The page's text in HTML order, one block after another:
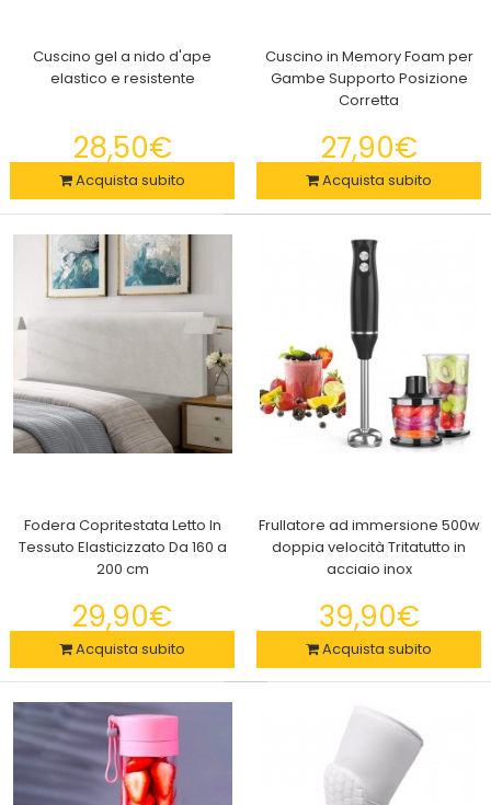
2x Zanzariera per passeggino carrozzina , ovetto e lettino del
Questa zanzariera per ovetti, passeggini e lettini da viaggio
protegge in modo affidabile il tuo ba..
Cuscino gel a nido d'ape
elastico e resistente
28,50€
Acquista subito
Cuscino in Memory Foam per
Gambe Supporto Posizione
Corretta
27,90€
Acquista subito
Fodera Copritestata Letto In
Tessuto Elasticizzato Da 160 a
200 cm
29,90€
Acquista subito
Frullatore ad immersione 500w
doppia velocità Tritatutto in
acciaio inox
39,90€
Acquista subito